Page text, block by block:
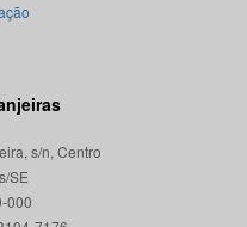
s/n, Centro
SE
000